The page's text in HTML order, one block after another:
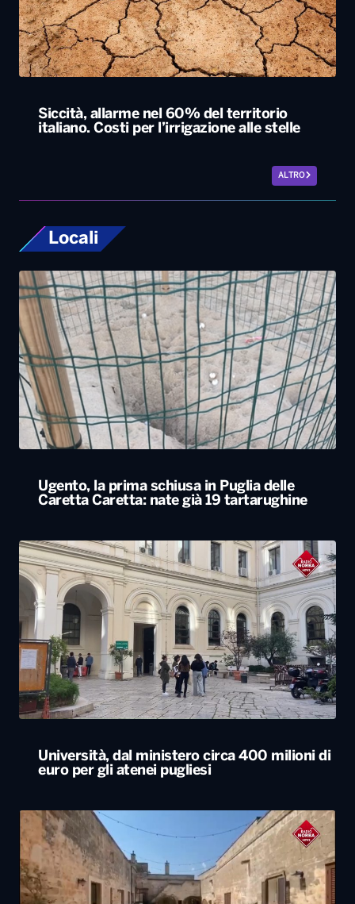
Siccità, allarme nel 60% del territorio
italiano. Costi per l’irrigazione alle stelle
ALTRO
Locali
Ugento, la prima schiusa in Puglia delle
Caretta Caretta: nate già 19 tartarughine
Università, dal ministero circa 400 milioni di
euro per gli atenei pugliesi